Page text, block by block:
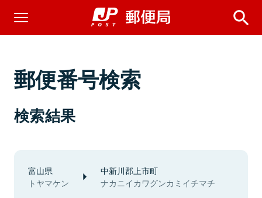
郵便番号検索
検索結果
富山県
トヤマケン
中新川郡上市町
ナカニイカワグンカミイチマチ